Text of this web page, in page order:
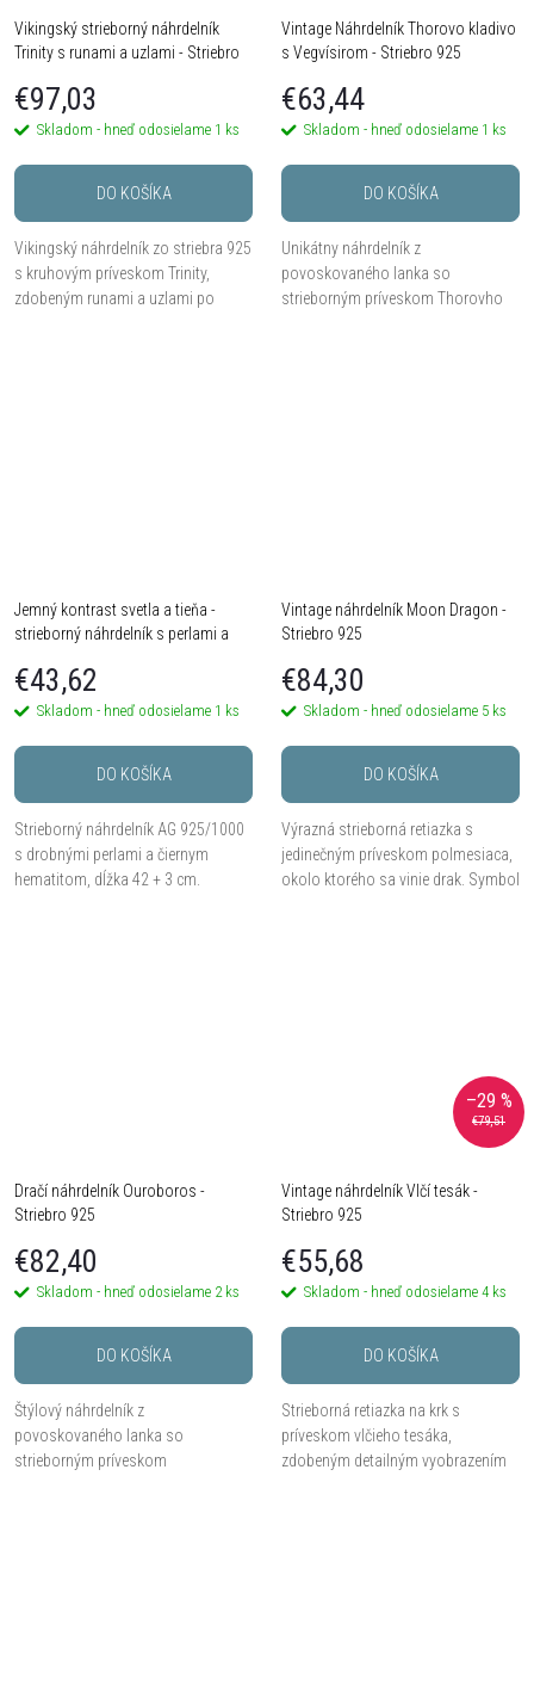
Vikingský strieborný náhrdelník
Trinity s runami a uzlami - Striebro
€97,03
Skladom - hneď odosielame 1 ks
DO KOŠÍKA
Vikingský náhrdelník zo striebra 925
s kruhovým príveskom Trinity,
zdobeným runami a uzlami po
Vintage Náhrdelník Thorovo kladivo
s Vegvísirom - Striebro 925
€63,44
Skladom - hneď odosielame 1 ks
DO KOŠÍKA
Unikátny náhrdelník z
povoskovaného lanka so
strieborným príveskom Thorovho
Jemný kontrast svetla a tieňa -
strieborný náhrdelník s perlami a
€43,62
Skladom - hneď odosielame 1 ks
DO KOŠÍKA
Strieborný náhrdelník AG 925/1000
s drobnými perlami a čiernym
hematitom, dĺžka 42 + 3 cm.
Vintage náhrdelník Moon Dragon -
Striebro 925
€84,30
Skladom - hneď odosielame 5 ks
DO KOŠÍKA
Výrazná strieborná retiazka s
jedinečným príveskom polmesiaca,
okolo ktorého sa vinie drak. Symbol
Dračí náhrdelník Ouroboros -
Striebro 925
€82,40
Skladom - hneď odosielame 2 ks
DO KOŠÍKA
Štýlový náhrdelník z
povoskovaného lanka so
strieborným príveskom
€79,51
–29 %
Vintage náhrdelník Vlčí tesák -
Striebro 925
€55,68
Skladom - hneď odosielame 4 ks
DO KOŠÍKA
Strieborná retiazka na krk s
príveskom vlčieho tesáka,
zdobeným detailným vyobrazením